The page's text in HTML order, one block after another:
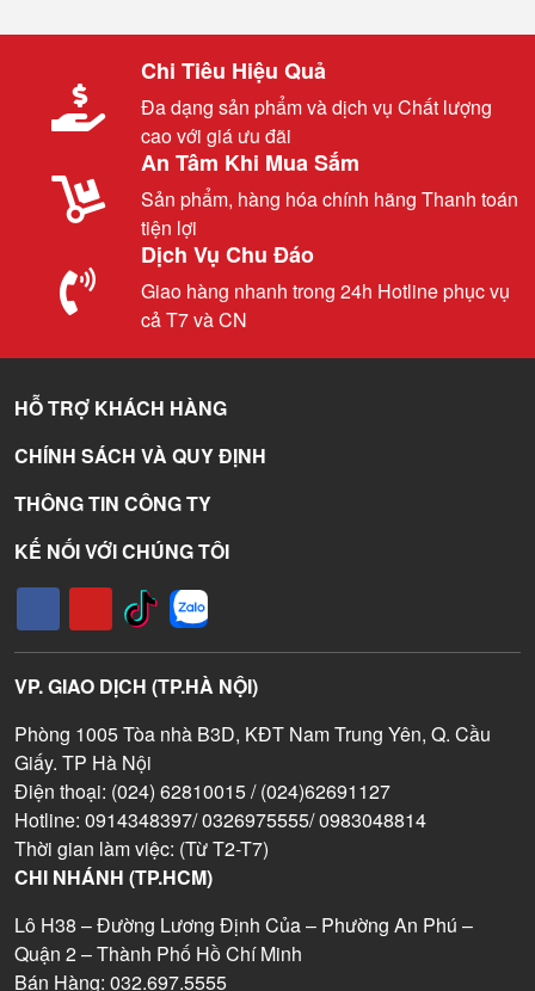
Chi Tiêu Hiệu Quả
Đa dạng sản phẩm và dịch vụ Chất lượng
cao với giá ưu đãi
An Tâm Khi Mua Sắm
Sản phẩm, hàng hóa chính hãng Thanh toán
tiện lợi
Dịch Vụ Chu Đáo
Giao hàng nhanh trong 24h Hotline phục vụ
cả T7 và CN
HỖ TRỢ KHÁCH HÀNG
CHÍNH SÁCH VÀ QUY ĐỊNH
THÔNG TIN CÔNG TY
KẾ NỐI VỚI CHÚNG TÔI
VP. GIAO DỊCH (TP.HÀ NỘI)
Phòng 1005 Tòa nhà B3D, KĐT Nam Trung Yên, Q. Cầu
Giấy. TP Hà Nội
Điện thoại: (024) 62810015 / (024)62691127
Hotline: 0914348397/ 0326975555/ 0983048814
Thời gian làm việc: (Từ T2-T7)
CHI NHÁNH (TP.HCM)
Lô H38 – Đường Lương Định Của – Phường An Phú –
Quận 2 – Thành Phố Hồ Chí Minh
Bán Hàng: 032.697.5555